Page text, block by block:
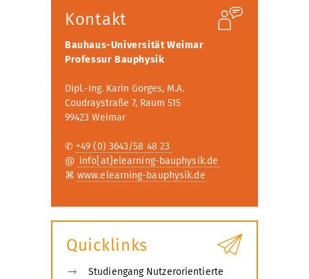
Kontakt
Bauhaus-Universität Weimar
Professur Bauphysik
Dipl.-Ing. Karin Gorges, M.A.
Coudraystraße 7, Raum 515
99423 Weimar
✆ +49 (0) 3643/58 48 23
@ info[at]elearning-bauphysik.de
⌘ www.elearning-bauphysik.de
Quicklinks
Studiengang Nutzerorientierte